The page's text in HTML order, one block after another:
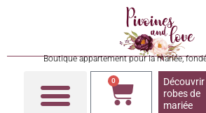
Boutique appartement pour la mariée,
0
Découvrir
robes de
mariée